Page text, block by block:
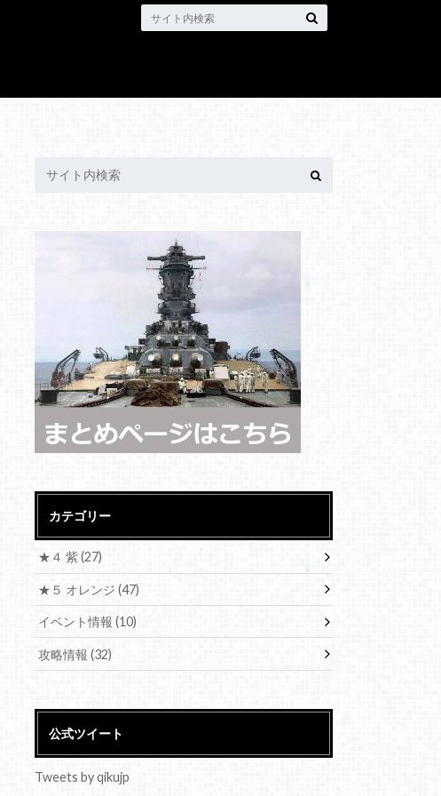
カテゴリー
★４ 紫(27)
★５ オレンジ(47)
イベント情報(10)
攻略情報(32)
公式ツイート
Tweets by qikujp